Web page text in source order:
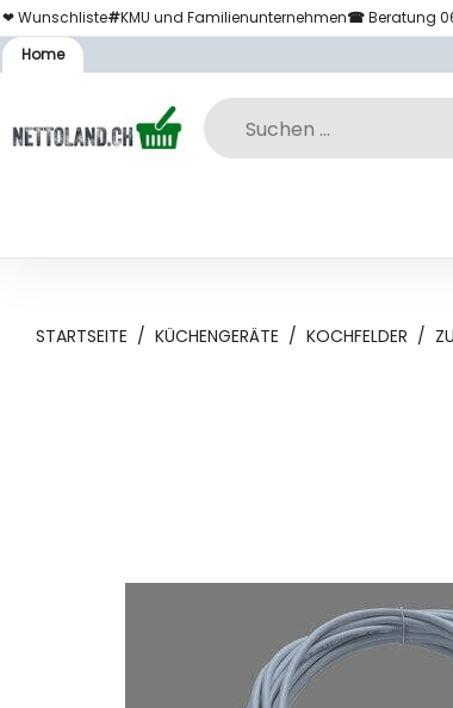
❤ Wunschliste#KMU und Familienunternehmen☎Beratung
Home
STARTSEITE / KÜCHENGERÄTE / KOCHFELDER /